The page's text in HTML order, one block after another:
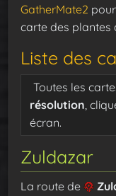
GatherMate2
carte des plantes
Liste des
Toutes les
résolution,
écran.
Zuldazar
La route de